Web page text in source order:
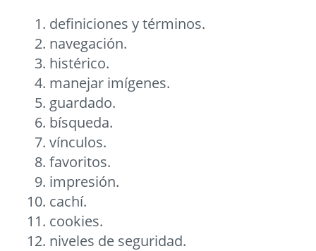
definiciones y términos.
navegación.
histérico.
manejar imígenes.
guardado.
bísqueda.
vínculos.
favoritos.
impresión.
cachí.
cookies.
niveles de seguridad.